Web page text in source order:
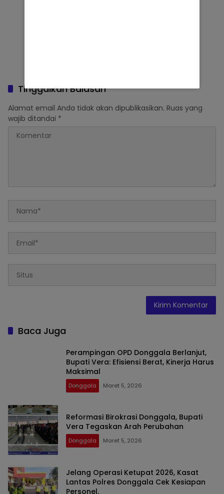
Tinggalkan Balasan
Alamat email Anda tidak akan dipublikasikan. Ruas yang
wajib ditandai *
Baca Juga
Perampingan OPD Donggala Berlanjut,
Bupati Vera: Efisiensi Berat, Kinerja Harus
Maksimal
Donggala Maret 5, 2026
Reformasi Birokrasi Donggala, Bupati
Vera Tegaskan Arah Perubahan
Donggala Maret 5, 2026
Jelang Operasi Ketupat 2026, Kasat
Lantas Polres Donggala Cek Kesiapan
Personel. ​